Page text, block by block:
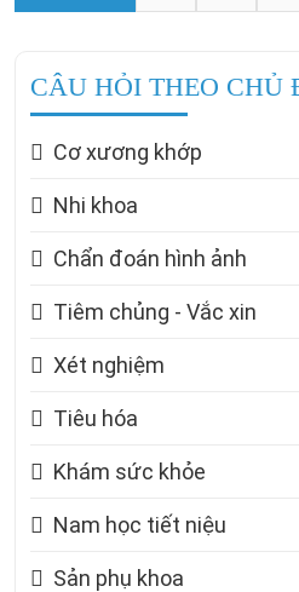
CÂU HỎI THEO CHỦ
Cơ xương khớp
Nhi khoa
Chẩn đoán hình ảnh
Tiêm chủng - Vắc xin
Xét nghiệm
Tiêu hóa
Khám sức khỏe
Nam học tiết niệu
Sản phụ khoa